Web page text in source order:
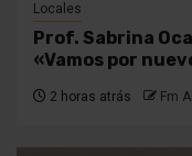
Locales
Prof. Sabrina
«Vamos por
2 horas atrás Fm